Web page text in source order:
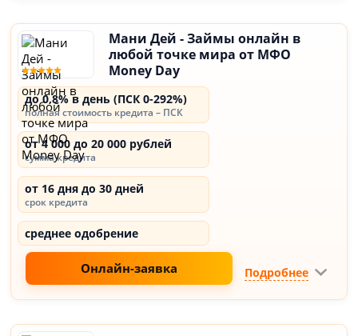
Мани Дей - Займы онлайн в
любой точке мира от МФО
Money Day
до 0,8% в день (ПСК 0-292%)
полная стоимость кредита – ПСК
от 4 000 до 20 000 рублей
сумма кредита
от 16 дня до 30 дней
срок кредита
среднее одобрение
Онлайн-заявка Подробнее